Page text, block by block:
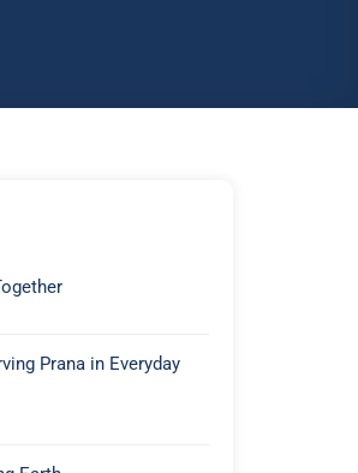
Prana in Everyday